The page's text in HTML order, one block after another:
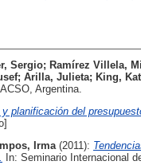
Sergio; Ramírez Villela,
; Arilla, Julieta; King,
Argentina.
planificación del
Irma (2011):
In: Seminario Internacional